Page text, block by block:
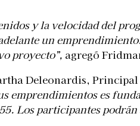
y la velocidad del
un
proyecto”, agregó
Deleonardis,
emprendimientos es
Los participantes